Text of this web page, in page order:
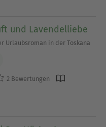
und Lavendelliebe
Urlaubsroman in der Toskana
2 Bewertungen